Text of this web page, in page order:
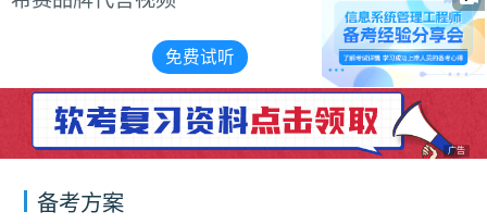
经验分享会
免费试听
广告
备考方案